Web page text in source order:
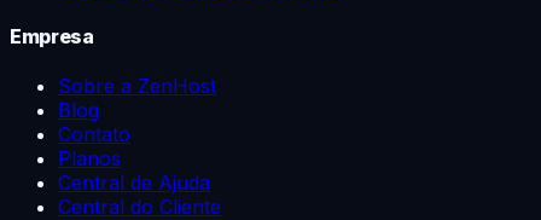
Empresa
Sobre a ZenHost
Blog
Contato
Planos
Central de Ajuda
Central do Cliente